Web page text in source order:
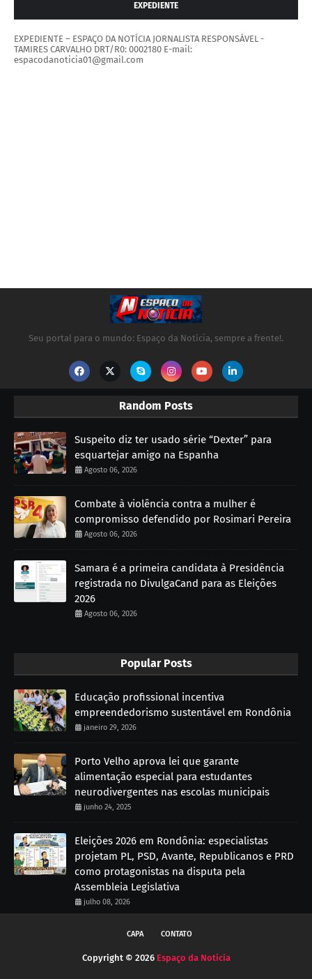
EXPEDIENTE
EXPEDIENTE – ESPAÇO DA NOTÍCIA JORNALISTA RESPONSÁVEL -
TAMIRES CARVALHO DRT/R0: 0002180 E-mail:
espacodanoticia01@gmail.com
Seu portal para o mundo: Espaço da Notícia, sempre a frente!.
Random Posts
Suspeito diz ter usado série “Dexter” para
esquartejar amigo na Espanha
Agosto 06, 2026
Combate à violência contra a mulher é
compromisso defendido por Rosimari Pereira
Agosto 06, 2026
Samara é a primeira candidata à Presidência
registrada no DivulgaCand para as Eleições
2026
Agosto 06, 2026
Popular Posts
Educação profissional incentiva
empreendedorismo sustentável em Rondônia
janeiro 29, 2026
Porto Velho aprova lei que garante
alimentação especial para estudantes
neurodivergentes nas escolas municipais
junho 24, 2025
Eleições 2026 em Rondônia: especialistas
projetam PL, PSD, Avante, Republicanos e PRD
como protagonistas na disputa pela
Assembleia Legislativa
julho 08, 2026
CAPA CONTATO
Copyright © 2026 Espaço da Notícia